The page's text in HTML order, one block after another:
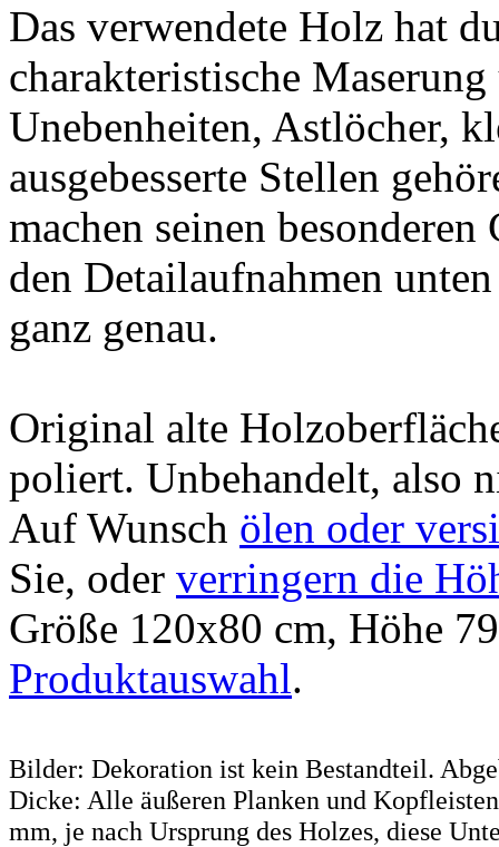
Das verwendete Holz hat
charakteristische
Unebenheiten, Astlöcher,
ausgebesserte Stellen
machen seinen besonderen
den Detailaufnahmen
ganz genau.
Original alte
poliert. Unbehandelt, also
Auf Wunsch ölen oder
Sie, oder verringern die
Größe 120x80 cm, Höhe
Produktauswahl.
Bilder: Dekoration ist kein Bestandteil.
Dicke: Alle äußeren Planken und
mm, je nach Ursprung des Holzes, diese